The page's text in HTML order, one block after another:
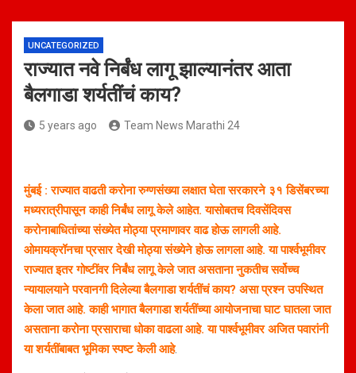
UNCATEGORIZED
राज्यात नवे निर्बंध लागू झाल्यानंतर आता
बैलगाडा शर्यतींचं काय?
5 years ago Team News Marathi 24
मुंबई : राज्यात वाढती करोना रुग्णसंख्या लक्षात घेता सरकारने ३१ डिसेंबरच्या
मध्यरात्रीपासून काही निर्बंध लागू केले आहेत. यासोबतच दिवसेंदिवस
करोनाबाधितांच्या संख्येत मोठ्या प्रमाणावर वाढ होऊ लागली आहे.
ओमायक्रॉनचा प्रसार देखी मोठ्या संख्येने होऊ लागला आहे. या पार्श्वभूमीवर
राज्यात इतर गोष्टींवर निर्बंध लागू केले जात असताना नुकतीच सर्वोच्च
न्यायालयाने परवानगी दिलेल्या बैलगाडा शर्यतींचं काय? असा प्रश्न उपस्थित
केला जात आहे. काही भागात बैलगाडा शर्यतींच्या आयोजनाचा घाट घातला जात
असताना करोना प्रसाराचा धोका वाढला आहे. या पार्श्वभूमीवर अजित पवारांनी
या शर्यतींबाबत भूमिका स्पष्ट केली आहे.